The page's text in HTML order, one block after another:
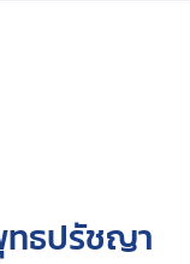
ทธปรัชญา